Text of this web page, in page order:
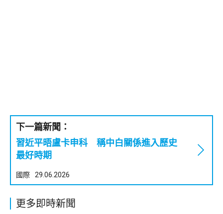
下一篇新聞：
習近平晤盧卡申科 稱中白關係進入歷史
最好時期
國際 29.06.2026
更多即時新聞